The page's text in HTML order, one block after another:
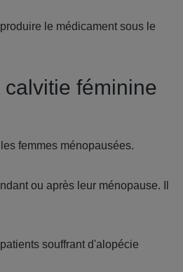
le médicament sous le
féminine
femmes ménopausées.
ou après leur ménopause. Il
souffrant d'alopécie